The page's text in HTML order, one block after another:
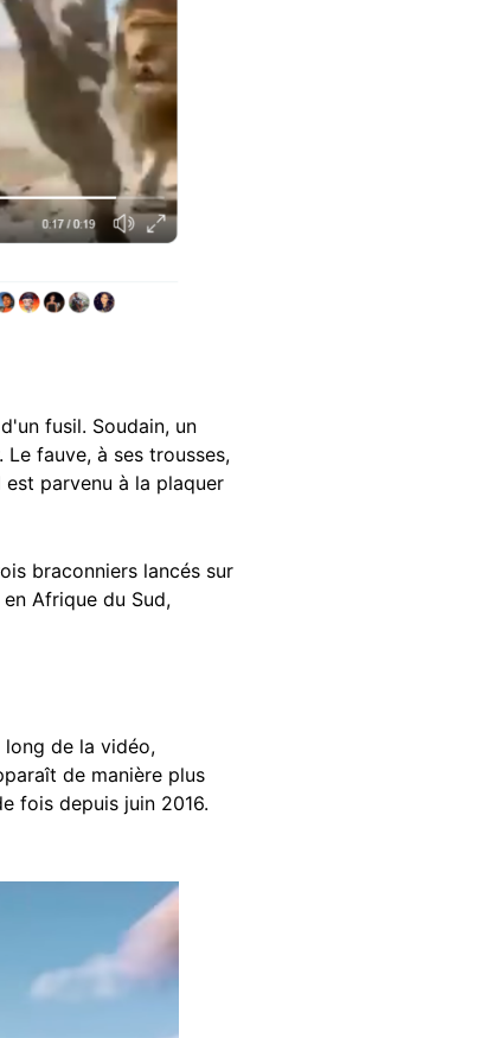
fusil. Soudain, un
fauve, à ses trousses,
parvenu à la plaquer
braconniers lancés sur
Afrique du Sud,
de la vidéo,
de manière plus
fois depuis juin 2016.